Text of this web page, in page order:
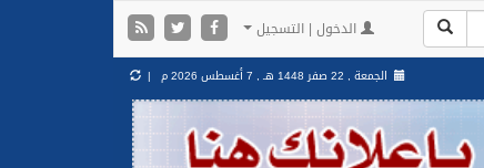
الدخول | التسجيل
الجمعة , 22 صفر 1448 هـ , 7 أغسطس 2026 م |